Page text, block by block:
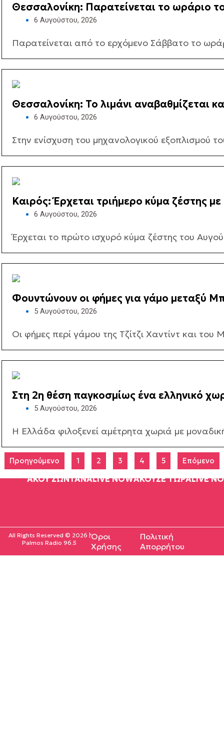
Θεσσαλονίκη: Παρατείνεται το ωράριο
6 Αυγούστου, 2026
Παρατείνεται από το ερχόμενο Σάββατο το
Θεσσαλονίκη: Το λιμάνι αναβαθμίζεται
εμπορευματοκιβωτίων
6 Αυγούστου, 2026
Στην ενίσχυση του μηχανολογικού εξοπλισμού
Καιρός: Έρχεται τριήμερο κύμα ζέστης
6 Αυγούστου, 2026
Έρχεται το πρώτο ισχυρό κύμα ζέστης του
Φουντώνουν οι φήμες για γάμο μεταξύ
που άναψε φωτιές (ΒΙΝΤΕΟ)
5 Αυγούστου, 2026
Οι φήμες περί γάμου της Τζίτζι Χαντίντ και του
Στη 2η θέση παγκοσμίως ένα ελληνικό
5 Αυγούστου, 2026
Η Ελλάδα φιλοξενεί αμέτρητα χωριά με
Προηγούμενο 1 2 3 4 5 Επόμενο
ΑΚΟΥ ΖΩΝΤΑΝΑLIVE NOWΑΚΟΥΣΕ ΤΩΡΑLIVE
All Rights Reserved © 2026 |
Palmos Radio 96.5
Όροι
Χρήσης
Πολιτική
Απορρήτου